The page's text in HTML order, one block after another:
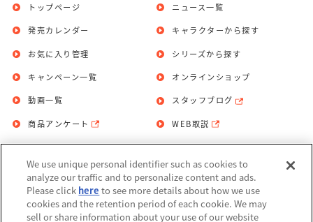
トップページ
発売カレンダー
お気に入り管理
ニュース一覧
キャラクターから探す
シリーズから探す
キャンペーン一覧
動画一覧
商品アンケート
オンラインショップ
スタッフブログ
WEB取説
お問い合わせ 個人情報保護方針
利用規約
We use unique personal identifier such as cookies to
analyze our traffic and to personalize content and ads.
Please click here to see more details about how we use
cookies and the retention period of each cookie. We may
sell or share information about your use of our website